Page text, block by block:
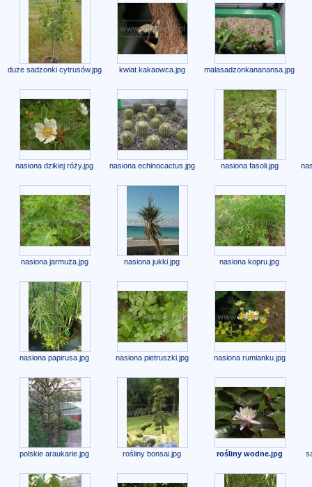
duże sadzonki cytrusów.jpg kwiat kakaowca.jpg malasadzonkananansa.jpg
nasiona dzikiej róży.jpg nasiona echinocactus.jpg nasiona fasoli.jpg
nasiona jarmuża.jpg nasiona jukki.jpg nasiona kopru.jpg
nasiona papirusa.jpg nasiona pietruszki.jpg nasiona rumianku.jpg
polskie araukarie.jpg rośliny bonsai.jpg rośliny wodne.jpg